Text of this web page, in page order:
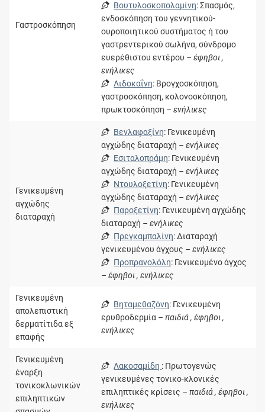
Γαστροσκόπηση
Βουτυλοσκοπολαμίνη: Σπασμός,
ενδοσκόπηση του γεννητικού-
ουροποιητικού συστήματος ή του
γαστρεντερικού σωλήνα, σύνδρομο
ευερέθιστου εντέρου – έφηβοι ,
ενήλικες
Λιδοκαΐνη: Βρογχοσκόπηση,
γαστροσκόπηση, κολονοσκόπηση,
πρωκτοσκόπηση – ενήλικες
Γενικευμένη
αγχώδης
διαταραχή
Βενλαφαξίνη: Γενικευμένη
αγχώδης διαταραχή – ενήλικες
Εσιταλοπράμη: Γενικευμένη
αγχώδης διαταραχή – ενήλικες
Ντουλοξετίνη: Γενικευμένη
αγχώδης διαταραχή – ενήλικες
Παροξετίνη: Γενικευμένη αγχώδης
διαταραχή – ενήλικες
Πρεγκαμπαλίνη: Διαταραχή
γενικευμένου άγχους – ενήλικες
Προπρανολόλη: Γενικευμένο άγχος
– έφηβοι , ενήλικες
Γενικευμένη
απολεπιστική
δερματίτιδα εξ
επαφής
Βηταμεθαζόνη: Γενικευμένη
ερυθροδερμία – παιδιά , έφηβοι ,
ενήλικες
Γενικευμένη
έναρξη
τονικοκλωνικών
επιληπτικών
Λακοσαμίδη : Πρωτογενώς
γενικευμένες τονικο-κλονικές
επιληπτικές κρίσεις – παιδιά , έφηβοι ,
ενήλικες